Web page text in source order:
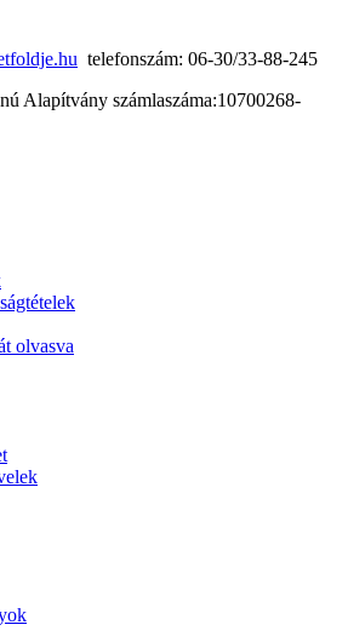
telefonszám: 06-30/33-88-245
Alapítvány számlaszáma:10700268-
olvasva